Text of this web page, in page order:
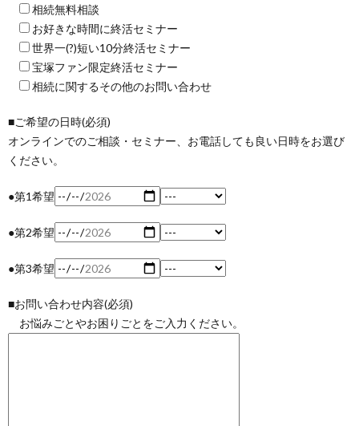
相続無料相談
お好きな時間に終活セミナー
世界一(?)短い10分終活セミナー
宝塚ファン限定終活セミナー
相続に関するその他のお問い合わせ
■ご希望の日時(必須)
オンラインでのご相談・セミナー、お電話しても良い日時をお選び
ください。
●第1希望
●第2希望
●第3希望
■お問い合わせ内容(必須)
お悩みごとやお困りごとをご入力ください。